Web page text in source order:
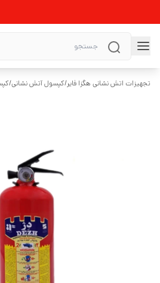
تجهیزات اتش نشانی هگزا فایر/کپسول آتش نشانی/